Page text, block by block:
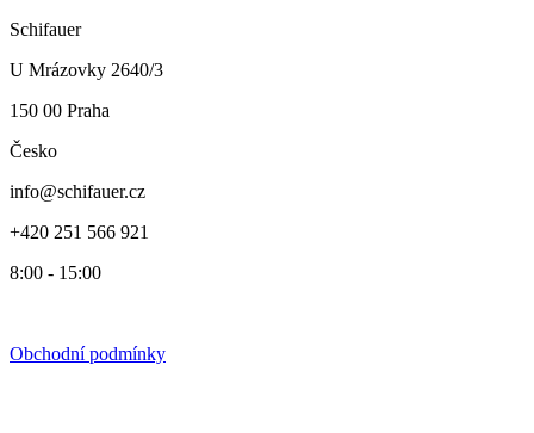
Schifauer
U Mrázovky 2640/3
150 00 Praha
Česko
info@schifauer.cz
+420 251 566 921
8:00 - 15:00
Obchodní podmínky